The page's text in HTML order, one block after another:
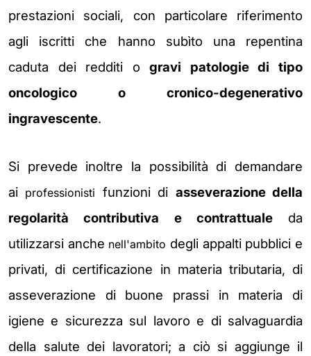
prestazioni sociali, con particolare riferimento
agli iscritti che hanno subìto una repentina
caduta dei redditi ogravi patologie di tipo
oncologico o cronico-degenerativo
ingravescente.
Si prevede inoltre la possibilità di demandare
ai professionisti funzioni di asseverazione della
regolarità contributiva e contrattualeda
utilizzarsi anche nell'ambito degli appalti pubblici e
privati, di certificazione in materia tributaria, di
asseverazione di buone prassi in materia di
igiene e sicurezza sul lavoro e di salvaguardia
della salute dei lavoratori; a ciò si aggiunge il